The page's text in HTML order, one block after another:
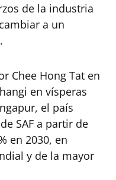
de la industria
a un
Chee Hong Tat en
en vísperas
el país
SAF a partir de
en 2030, en
y de la mayor